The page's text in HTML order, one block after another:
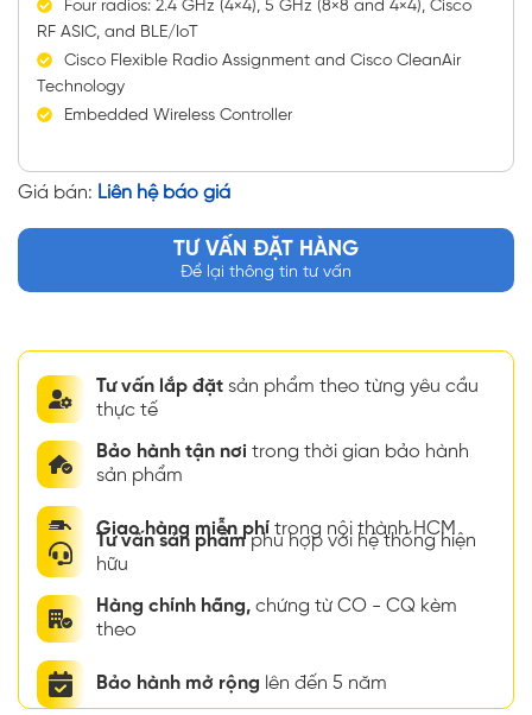
Four radios: 2.4 GHz (4×4), 5 GHz (8×8 and 4×4), Cisco
RF ASIC, and BLE/IoT
Cisco Flexible Radio Assignment and Cisco CleanAir
Technology
Embedded Wireless Controller
Giá bán: Liên hệ báo giá
TƯ VẤN ĐẶT HÀNG
Để lại thông tin tư vấn
Tư vấn lắp đặt sản phẩm theo từng yêu cầu
thực tế
Bảo hành tận nơi trong thời gian bảo hành
sản phẩm
Giao hàng miễn phí trong nội thành HCM
Tư vấn sản phẩmphù hợp với hệ thống hiện
hữu
Hàng chính hãng, chứng từ CO - CQ kèm
theo
Bảo hành mở rộng lên đến 5 năm